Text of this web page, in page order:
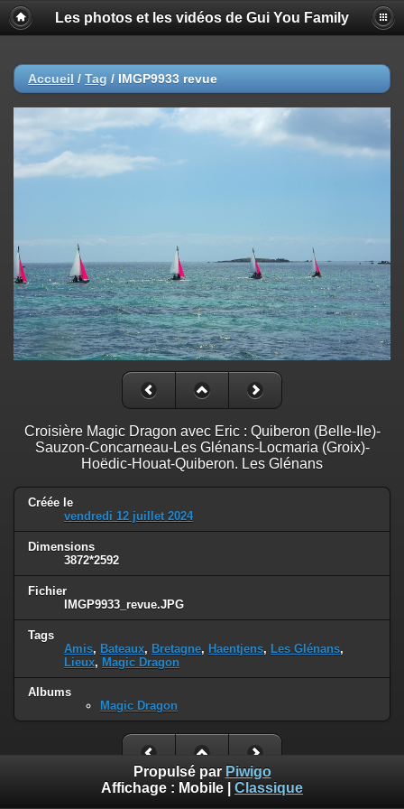
Les photos et les vidéos de Gui You Family
Accueil / Tag / IMGP9933 revue
Croisière Magic Dragon avec Eric : Quiberon (Belle-Ile)-
Sauzon-Concarneau-Les Glénans-Locmaria (Groix)-
Hoëdic-Houat-Quiberon. Les Glénans
Créée le
vendredi 12 juillet 2024
Dimensions
3872*2592
Fichier
IMGP9933_revue.JPG
Tags
Amis, Bateaux, Bretagne, Haentjens, Les Glénans,
Lieux, Magic Dragon
Albums
Magic Dragon
Propulsé par Piwigo
Affichage : Mobile Classique